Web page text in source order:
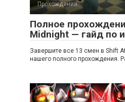
Прохождения
Полное
Midnight — гайд по
Завершите все 13 смен в Shift
нашего полного прохождения.